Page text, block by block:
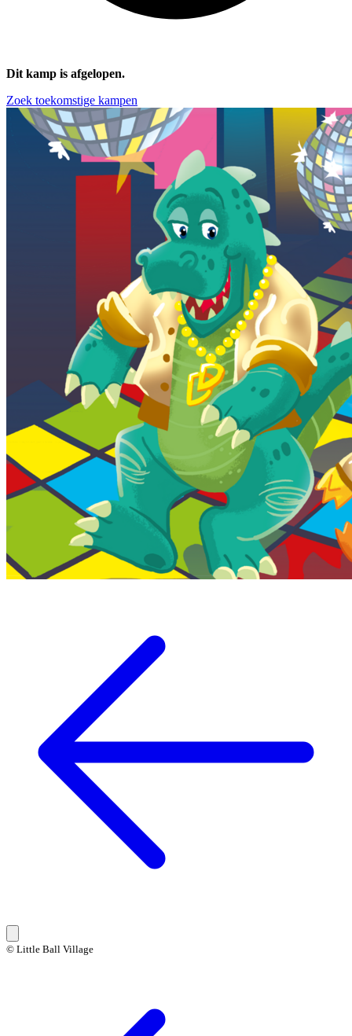
Dit kamp is afgelopen.
Zoek toekomstige kampen
© Little Ball Village